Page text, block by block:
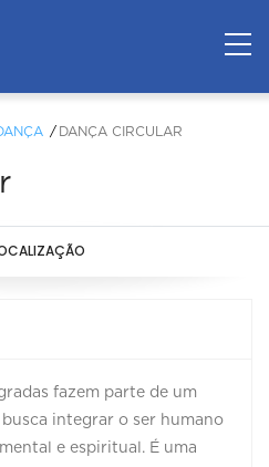
DANÇA CIRCULAR
fazem parte de um
integrar o ser humano
e espiritual. É uma